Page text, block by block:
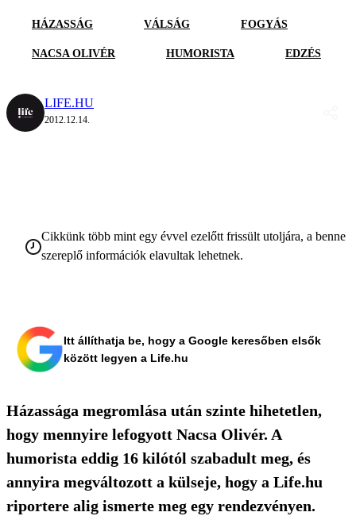
HÁZASSÁG VÁLSÁG FOGYÁS
NACSA OLIVÉR HUMORISTA EDZÉS
LIFE.HU
2012.12.14.
Cikkünk több mint egy évvel ezelőtt frissült utoljára, a benne
szereplő információk elavultak lehetnek.
Itt állíthatja be, hogy a Google keresőben elsők
között legyen a Life.hu
Házassága megromlása után szinte hihetetlen,
hogy mennyire lefogyott Nacsa Olivér. A
humorista eddig 16 kilótól szabadult meg, és
annyira megváltozott a külseje, hogy a Life.hu
riportere alig ismerte meg egy rendezvényen.